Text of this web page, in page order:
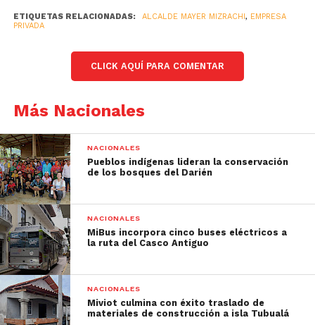
ETIQUETAS RELACIONADAS: ALCALDE MAYER MIZRACHI, EMPRESA
PRIVADA
CLICK AQUÍ PARA COMENTAR
Más Nacionales
NACIONALES
Pueblos indígenas lideran la conservación
de los bosques del Darién
NACIONALES
MiBus incorpora cinco buses eléctricos a
la ruta del Casco Antiguo
NACIONALES
Miviot culmina con éxito traslado de
materiales de construcción a isla Tubualá